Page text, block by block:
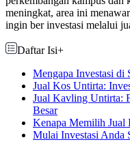
meningkat, area ini
ingin ber investasi melalui
Daftar Isi+
Mengapa Investasi di
Jual Kos Untirta:
Jual Kavling Untirta:
Besar
Kenapa Memilih
Mulai Investasi Anda